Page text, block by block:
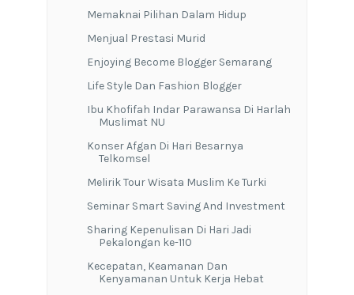
Memaknai Pilihan Dalam Hidup
Menjual Prestasi Murid
Enjoying Become Blogger Semarang
Life Style Dan Fashion Blogger
Ibu Khofifah Indar Parawansa Di Harlah
Muslimat NU
Konser Afgan Di Hari Besarnya
Telkomsel
Melirik Tour Wisata Muslim Ke Turki
Seminar Smart Saving And Investment
Sharing Kepenulisan Di Hari Jadi
Pekalongan ke-110
Kecepatan, Keamanan Dan
Kenyamanan Untuk Kerja Hebat